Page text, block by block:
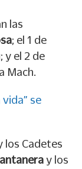
las
; el 1 de
y el 2 de
Mach.
vida” se
los Cadetes
y los